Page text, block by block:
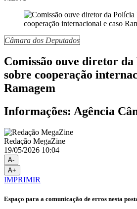
Câmara dos Deputados
Comissão ouve diretor
sobre cooperação
Ramagem
Informações: Agência
Redação MegaZine
19/05/2026 10:04
A-
A+
IMPRIMIR
Espaço para a comunicação de erros nesta